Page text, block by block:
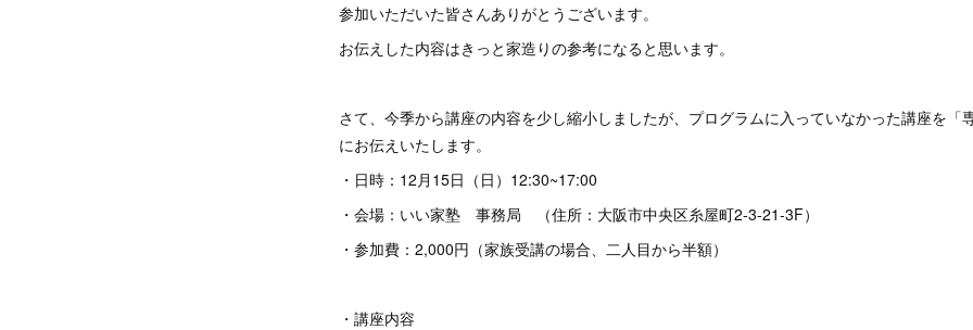
参加いただいた皆さんありがとうございます。
お伝えした内容はきっと家造りの参考になると思います。
さて、今季から講座の内容を少し縮小しましたが、プログラムに入っていなかった講座を「
にお伝えいたします。
・日時：12月15日（日）12:30~17:00
・会場：いい家塾 事務局 （住所：大阪市中央区糸屋町2-3-21-3F）
・参加費：2,000円（家族受講の場合、二人目から半額）
・講座内容